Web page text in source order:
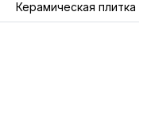
Керамическая плитка